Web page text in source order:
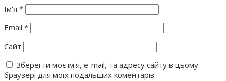
Ім'я *
Email *
Сайт
Зберегти моє ім'я, e-mail, та адресу сайту в цьому
браузері для моїх подальших коментарів.